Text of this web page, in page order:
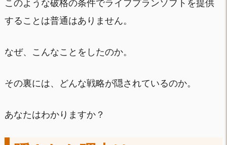
このような破格の条件でライフプランソフトを提供
することは普通はありません。
なぜ、こんなことをしたのか。
その裏には、どんな戦略が隠されているのか。
あなたはわかりますか？